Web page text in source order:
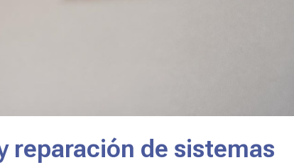
reparación de sistemas